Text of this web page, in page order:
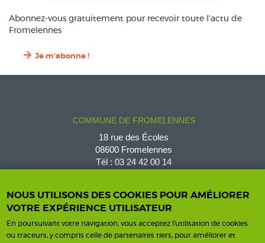
Abonnez-vous gratuitement pour recevoir toute l’actu de
Fromelennes
Je m'abonne !
COMMUNE DE FROMELENNES
18 rue des Écoles
08600 Fromelennes
Tél : 03 24 42 00 14
Contact
Horaires d'ouverture
NOUS UTILISONS DES COOKIES POUR AMÉLIORER
VOTRE EXPÉRIENCE UTILISATEUR
En poursuivant votre navigation, vous acceptez l'utilisation de cookies
ou traceurs, y compris celle de partenaires tiers, pour améliorer et